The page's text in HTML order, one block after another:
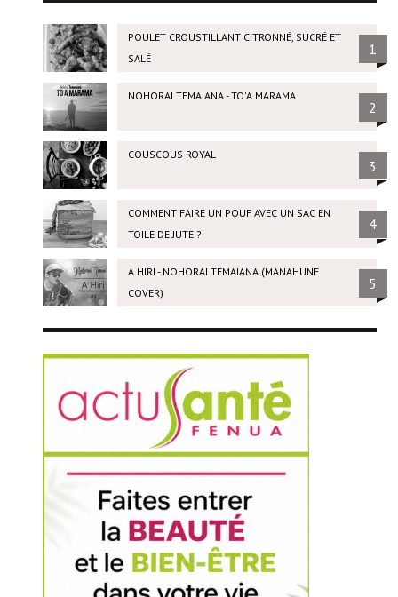
POULET CROUSTILLANT CITRONNÉ, SUCRÉ ET
SALÉ
1
NOHORAI TEMAIANA - TO'A MARAMA
2
COUSCOUS ROYAL
3
COMMENT FAIRE UN POUF AVEC UN SAC EN
TOILE DE JUTE ?
4
A HIRI - NOHORAI TEMAIANA (MANAHUNE
COVER)
5